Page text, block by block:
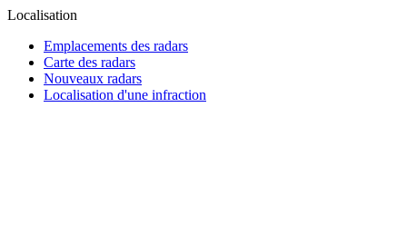
Localisation
Emplacements des radars
Carte des radars
Nouveaux radars
Localisation d'une infraction